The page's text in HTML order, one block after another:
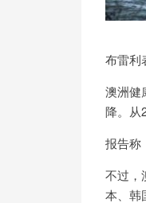
布雷利
澳洲健
降。从
报告称
不过，
本、韩